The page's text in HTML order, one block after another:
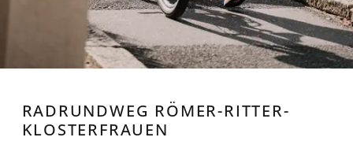
RADRUNDWEG RÖMER-RITTER-
KLOSTERFRAUEN